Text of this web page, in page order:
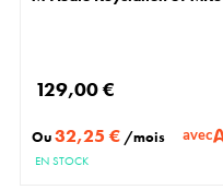
129,00 €
Ou32,25 € /mois avec
EN STOCK